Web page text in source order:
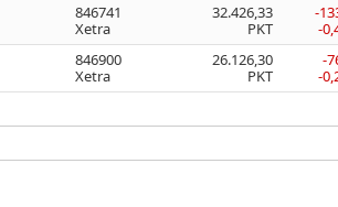
846741
Xetra
32.426,33
PKT
-
-
846900
Xetra
26.126,30
PKT
-
-